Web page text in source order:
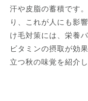
汗や皮脂の蓄積です
り、これが人にも影
け毛対策には、栄養
ビタミンの摂取が効
立つ秋の味覚を紹介し